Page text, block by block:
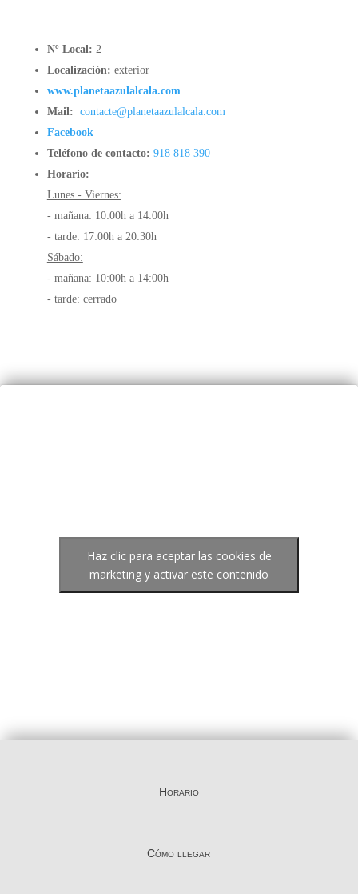
Nº Local: 2
Localización: exterior
www.planetaazulalcala.com
Mail: contacte@planetaazulalcala.com
Facebook
Teléfono de contacto: 918 818 390
Horario:
Lunes - Viernes:
- mañana: 10:00h a 14:00h
- tarde: 17:00h a 20:30h
Sábado:
- mañana: 10:00h a 14:00h
- tarde: cerrado
Haz clic para aceptar las cookies de
marketing y activar este contenido
Horario
Cómo llegar